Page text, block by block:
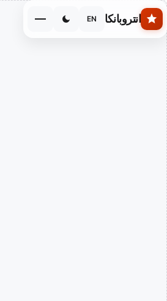
Skip to main content
انتروبانكا EN